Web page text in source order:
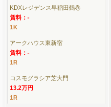
KDXレジデンス早稲田鶴巻
賃料：-
1K
アークハウス東新宿
賃料：-
1R
コスモグラシア芝大門
13.2万円
1R